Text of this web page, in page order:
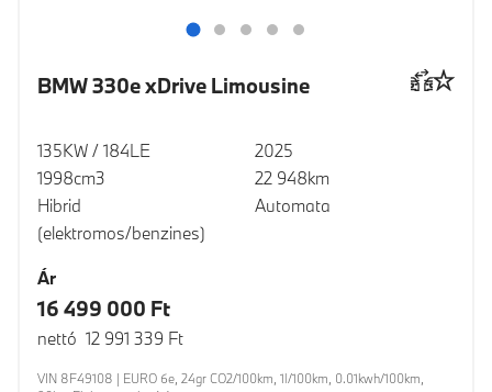
BMW 330e xDrive Limousine
135KW / 184LE
1998cm3
Hibrid
(elektromos/benzines)
2025
22 948km
Automata
Ár
16 499 000 Ft
nettó 12 991 339 Ft
VIN 8F49108 | EURO 6e, 24gr CO2/100km, 1l/100km, 0.01kwh/100km,